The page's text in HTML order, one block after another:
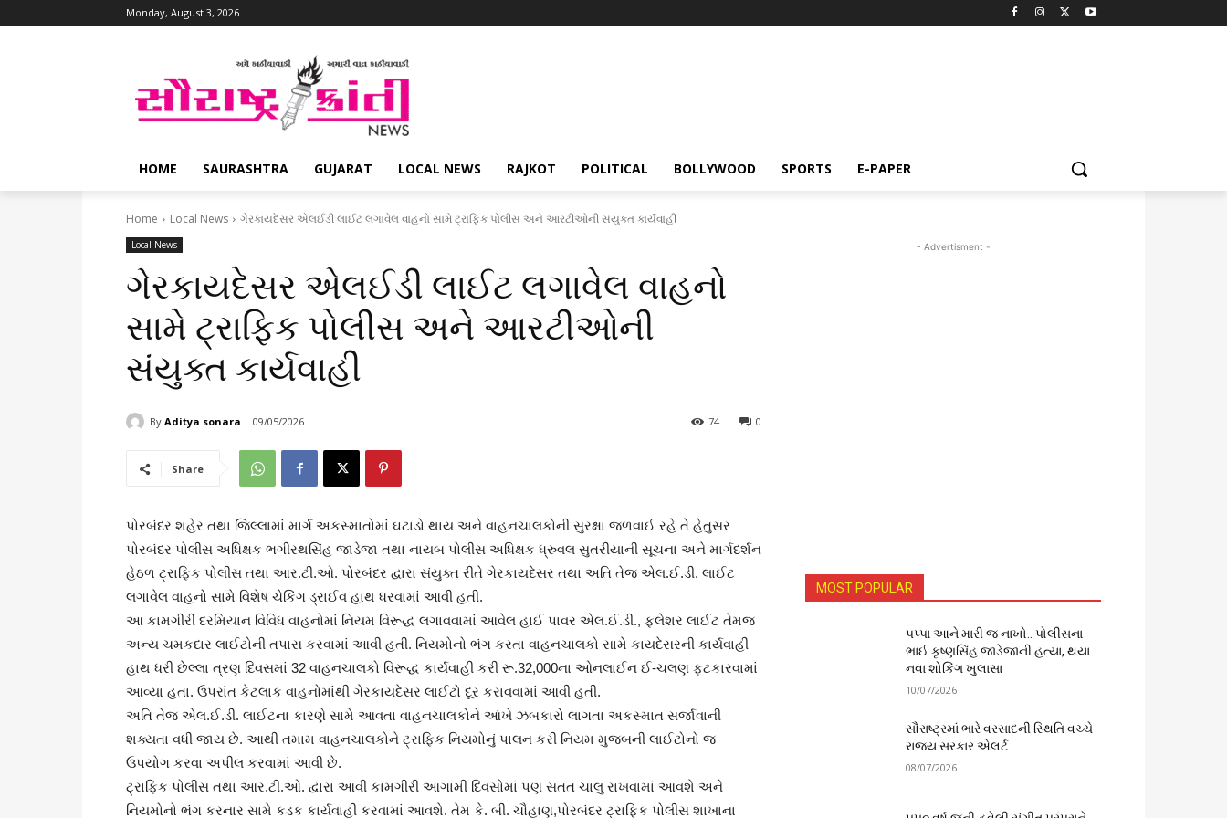
Monday, August 3, 2026
HOME SAURASHTRA GUJARAT LOCAL NEWS RAJKOT POLITICAL BOLLYWOOD SPORTS E-PAPER
Home Local News ગેરકાયદેસર એલઈડી લાઈટ લગાવેલ વાહનો સામે ટ્રાફિક પોલીસ અને આરટીઓની સંયુક્ત કાર્યવાહી
Local News
ગેરકાયદેસર એલઈડી લાઈટ લગાવેલ વાહનો
સામે ટ્રાફિક પોલીસ અને આરટીઓની
સંયુક્ત કાર્યવાહી
By Aditya sonara 09/05/2026 0
74
Share
પોરબંદર શહેર તથા જિલ્લામાં માર્ગ અકસ્માતોમાં ઘટાડો થાય અને વાહનચાલકોની સુરક્ષા જળવાઈ રહે તે હેતુસર
પોરબંદર પોલીસ અધિક્ષક ભગીરથસિંહ જાડેજા તથા નાયબ પોલીસ અધિક્ષક ધ્રુવલ સુતરીયાની સૂચના અને માર્ગદર્શન
હેઠળ ટ્રાફિક પોલીસ તથા આર.ટી.ઓ. પોરબંદર દ્વારા સંયુક્ત રીતે ગેરકાયદેસર તથા અતિ તેજ એલ.ઈ.ડી. લાઈટ
લગાવેલ વાહનો સામે વિશેષ ચેકિંગ ડ્રાઈવ હાથ ધરવામાં આવી હતી.
આ કામગીરી દરમિયાન વિવિધ વાહનોમાં નિયમ વિરૂદ્ધ લગાવવામાં આવેલ હાઈ પાવર એલ.ઈ.ડી., ફ્લેશર લાઈટ તેમજ
અન્ય ચમકદાર લાઈટોની તપાસ કરવામાં આવી હતી. નિયમોનો ભંગ કરતા વાહનચાલકો સામે કાયદેસરની કાર્યવાહી
હાથ ધરી છેલ્લા ત્રણ દિવસમાં 32 વાહનચાલકો વિરૂદ્ધ કાર્યવાહી કરી રૂ.32,000ના ઓનલાઈન ઈ-ચલણ ફટકારવામાં
આવ્યા હતા. ઉપરાંત કેટલાક વાહનોમાંથી ગેરકાયદેસર લાઈટો દૂર કરાવવામાં આવી હતી.
અતિ તેજ એલ.ઈ.ડી. લાઈટના કારણે સામે આવતા વાહનચાલકોને આંખે ઝબકારો લાગતા અકસ્માત સર્જાવાની
શક્યતા વધી જાય છે. આથી તમામ વાહનચાલકોને ટ્રાફિક નિયમોનું પાલન કરી નિયમ મુજબની લાઈટોનો જ
ઉપયોગ કરવા અપીલ કરવામાં આવી છે.
ટ્રાફિક પોલીસ તથા આર.ટી.ઓ. દ્વારા આવી કામગીરી આગામી દિવસોમાં પણ સતત ચાલુ રાખવામાં આવશે અને
નિયમોનો ભંગ કરનાર સામે કડક કાર્યવાહી કરવામાં આવશે. તેમ કે. બી. ચૌહાણ,પોરબંદર ટ્રાફિક પોલીસ શાખાના
- Advertisment -
MOST POPULAR
પપ્પા આને મારી જ નાખો.. પોલીસના
ભાઈ કૃષ્ણસિંહ જાડેજાની હત્યા, થયા
નવા શોકિંગ ખુલાસા
10/07/2026
સૌરાષ્ટ્રમાં ભારે વરસાદની સ્થિતિ વચ્ચે
રાજ્ય સરકાર એલર્ટ
08/07/2026